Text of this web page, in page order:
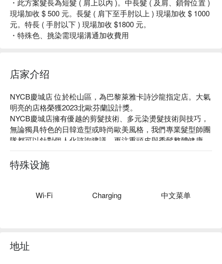
・此方案髮長為短髮 ( 肩上以內 )。中長髮 ( 及肩、鎖骨位置 )
現場加收 $ 500 元。長髮 ( 肩下至手肘以上 ) 現場加收 $ 1000
元。特長 ( 手肘以下 ) 現場加收 $1800 元。
・特殊色、挑染需現場溝通加收費用
店家介绍
NYCB慶城店 位於松山區，為巴黎萊雅卡詩沙龍指定店。大氣
明亮的店格榮獲2023北歐芬蘭設計獎。
NYCB慶城店擁有優越的剪髮技術、多元染燙髮技術與技巧，
無論獨具特色的日韓造型或時尚歐美風格，我們專業髮型師團
隊都可以針對個人化諮詢建議，更注重頭皮與秀髮整體健康，
將保養觀念視同臉部肌膚一般呵護。NYCB慶城店是尋找各式
造型、頭皮秀髮健康全方位呵護的理想之選。
NYCB 慶城店 評價：Google 4.9 星好評、FunNow 5 星好評
「髪界香奈兒」美譽的巴黎萊雅卡詩髮品、iNOA頂級染髮
特殊设施
Wi-Fi Charging 中文菜单
地址